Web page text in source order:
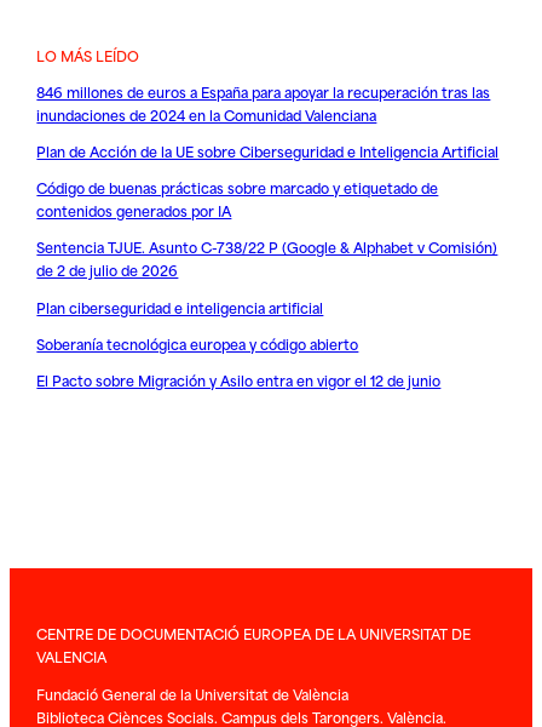
LO MÁS LEÍDO
846 millones de euros a España para apoyar la recuperación tras las
inundaciones de 2024 en la Comunidad Valenciana
Plan de Acción de la UE sobre Ciberseguridad e Inteligencia Artificial
Código de buenas prácticas sobre marcado y etiquetado de
contenidos generados por IA
Sentencia TJUE. Asunto C-738/22 P (Google & Alphabet v Comisión)
de 2 de julio de 2026
Plan ciberseguridad e inteligencia artificial
Soberanía tecnológica europea y código abierto
El Pacto sobre Migración y Asilo entra en vigor el 12 de junio
CENTRE DE DOCUMENTACIÓ EUROPEA DE LA UNIVERSITAT DE
VALENCIA
Fundació General de la Universitat de València
Biblioteca Ciènces Socials. Campus dels Tarongers. València.